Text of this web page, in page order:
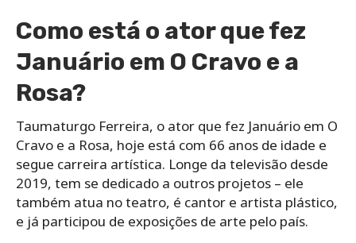
Como está o ator que fez
Januário em O Cravo e a
Rosa?
Taumaturgo Ferreira, o ator que fez Januário em O
Cravo e a Rosa, hoje está com 66 anos de idade e
segue carreira artística. Longe da televisão desde
2019, tem se dedicado a outros projetos – ele
também atua no teatro, é cantor e artista plástico,
e já participou de exposições de arte pelo país.